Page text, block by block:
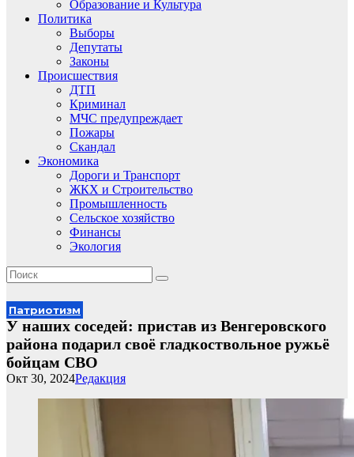
Образование и Культура
Политика
Выборы
Депутаты
Законы
Происшествия
ДТП
Криминал
МЧС предупреждает
Пожары
Скандал
Экономика
Дороги и Транспорт
ЖКХ и Строительство
Промышленность
Сельское хозяйство
Финансы
Экология
Патриотизм
У наших соседей: пристав из Венгеровского
района подарил своё гладкоствольное ружьё
бойцам СВО
Редакция
Окт 30, 2024